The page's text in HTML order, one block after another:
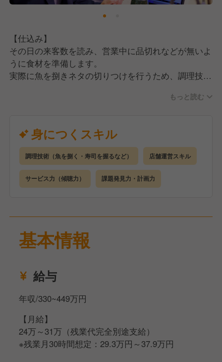
【仕込み】
その日の来客数を読み、営業中に品切れなどが無いよ
うに食材を準備します。
実際に魚を捌きネタの切りつけを行うため、調理技術
ご注文いただいた商品をスピーディーに作ります。
業態によってはお刺身の盛り合わせを作ることも！
きれいなお寿司を握れるようになったら一人前です！
【接客】
ご注文を聞く、商品を運ぶ、おすすめトークをするな
【店舗運営】
注、
ント業務を行っていただきます。
もっと読む
身につくスキル
調理技術（魚を捌く・寿司を握るなど） 店舗運営スキル
サービス力（傾聴力） 課題発見力・計画力
基本情報
給与
年収/330~449万円
【月給】
24万～31万（残業代完全別途支給）
※残業月30時間想定：29.3万円～37.9万円